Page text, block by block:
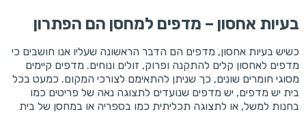
בעיות אחסון – מדפים למחסן הם הפתרון
כשיש בעיות אחסון, מדפים הם הדבר הראשונה שעליו אנו חושבים כי
מדפים לאחסון קלים להתקנה ופרוק, זולים ונוחים. מדפים קיימים
מסוגי חומרים שונים, כך שניתן להתאימם לצורכי המקום. כמעט בכל
בית יש מדפים, יש מדפים שנועדים לתצוגה נאה של פריטים כמו
בחנות למשל, או לתצוגה תכליתית כמו בספריה או במחסן של בית